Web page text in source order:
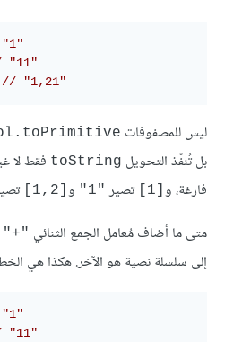
"11"
// "1,21"
ليس للمصفوفات
بل تُنفّذ التحويل toString فقط لا
فارغة، و
تصير "1" و
متى ما أضاف مُعامل الجمع الثنائي "+"
إلى سلسلة نصية هو الآخر. هكذا هي
"11"